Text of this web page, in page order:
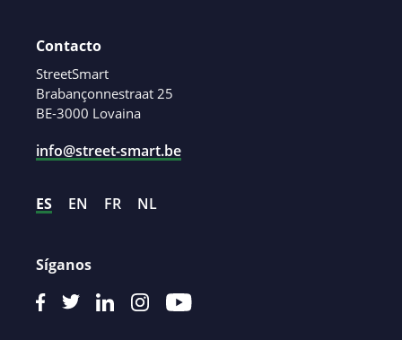
Contacto
StreetSmart
Brabançonnestraat 25
BE-3000 Lovaina
info@street-smart.be
ES EN FR NL
Síganos